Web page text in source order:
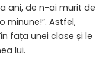
ani, de n-ai murit de
minune!”. Astfel,
fața unei clase și le
lui.